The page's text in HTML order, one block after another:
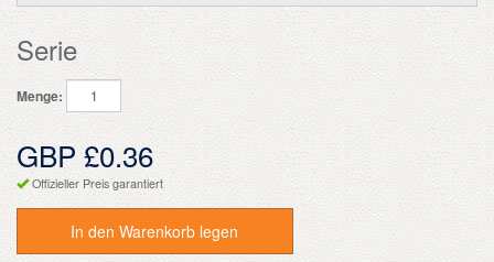
Serie
Menge:
GBP £0.36
Offizieller Preis garantiert
In den Warenkorb legen